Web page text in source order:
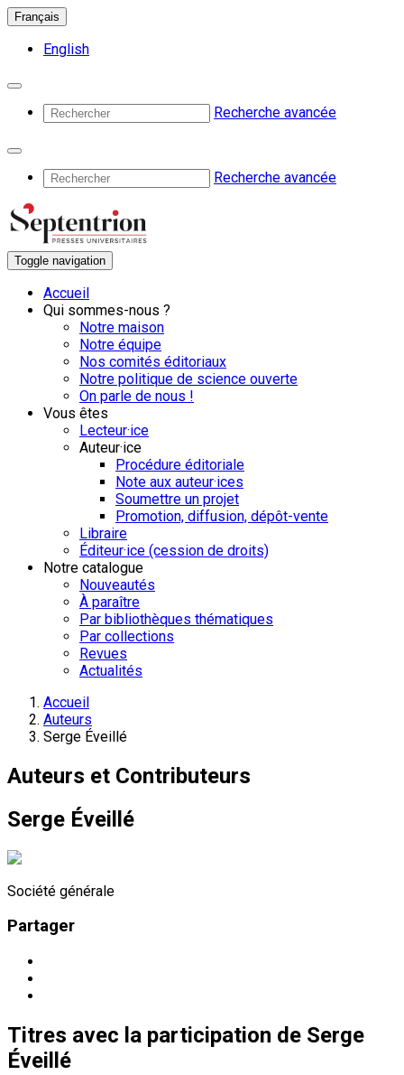
Français
English
Recherche avancée
Recherche avancée
Toggle navigation
Accueil
Qui sommes-nous ?
Notre maison
Notre équipe
Nos comités éditoriaux
Notre politique de science ouverte
On parle de nous !
Vous êtes
Lecteur·ice
Auteur·ice
Procédure éditoriale
Note aux auteur·ices
Soumettre un projet
Promotion, diffusion, dépôt-vente
Libraire
Éditeur·ice (cession de droits)
Notre catalogue
Nouveautés
À paraître
Par bibliothèques thématiques
Par collections
Revues
Actualités
Accueil
Auteurs
Serge Éveillé
Auteurs et Contributeurs
Serge Éveillé
Société générale
Partager
Titres avec la participation de Serge
Éveillé